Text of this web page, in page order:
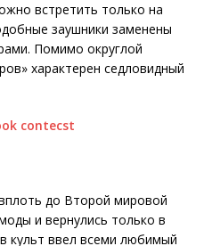
встретить только на
заушники заменены
Помимо округ­лой
характерен седловидный
до Второй мировой
и вернулись только в
культ ввел всеми любимый